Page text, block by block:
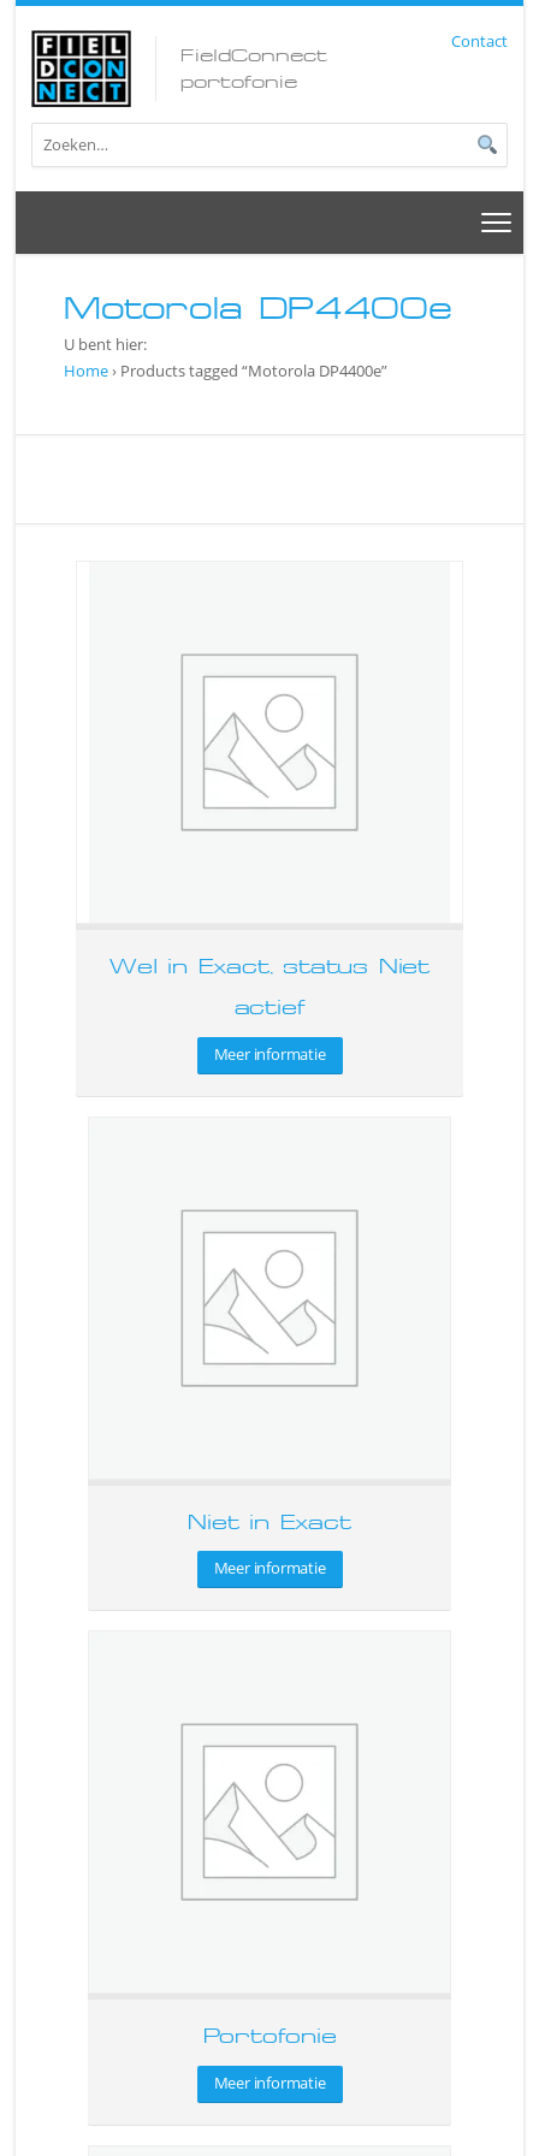
FieldConnect
portofonie
Contact
Motorola DP4400e
U bent hier:
Home› Products tagged “Motorola DP4400e”
Wel in Exact, status Niet
actief
Meer informatie
Niet in Exact
Meer informatie
Portofonie
Meer informatie